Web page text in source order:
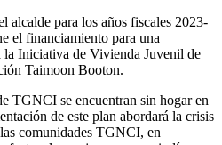
alcalde para los años fiscales 2023-
el financiamiento para una
Iniciativa de Vivienda Juvenil de
Taimoon Booton.
TGNCI se encuentran sin hogar en
de este plan abordará la crisis
comunidades TGNCI, en